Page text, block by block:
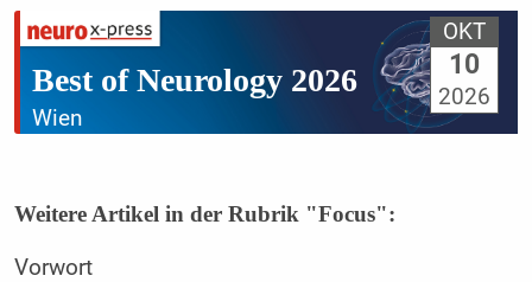
Best of Neurology 2026
Wien
OKT
10
2026
Weitere Artikel in der Rubrik "Focus":
Vorwort